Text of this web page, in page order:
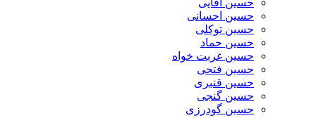
حسین آقایی
حسین احسانی
حسین توکلی
حسین حماد
حسین غربت خواه
حسین فتحی
حسین قنبری
حسین گنجی
حسین گودرزی